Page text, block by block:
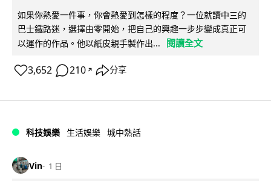
如果你熱愛一件事，你會熱愛到怎樣的程度？一位就讀中三的
巴士鐵路迷，選擇由零開始，把自己的興趣一步步變成真正可
以運作的作品。他以紙皮親手製作出...
閱讀全文
3,652 210 ↗ 分享
科技娛樂 生活娛樂 城中熱話
Vin 1 日